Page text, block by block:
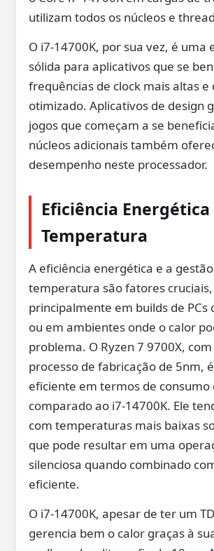
utilizam todos os núcleos e
O i7-14700K, por sua vez, é uma
sólida para aplicativos que se
frequências de clock mais altas e
otimizado. Aplicativos de design
jogos que começam a se
núcleos adicionais também
desempenho neste processador.
Eficiência Energética
Temperatura
A eficiência energética e a
temperatura são fatores cruciais,
principalmente em builds de PCs
ou em ambientes onde o calor
problema. O Ryzen 7 9700X, com
processo de fabricação de 5nm,
eficiente em termos de consumo
comparado ao i7-14700K. Ele
com temperaturas mais baixas
que pode resultar em uma
silenciosa quando combinado
eficiente.
O i7-14700K, apesar de ter um
gerencia bem o calor graças à